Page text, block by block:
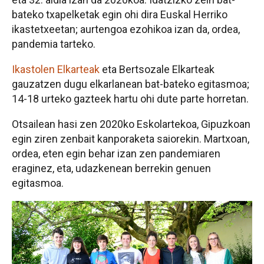
bateko txapelketak egin ohi dira Euskal Herriko
ikastetxeetan; aurtengoa ezohikoa izan da, ordea,
pandemia tarteko.
Ikastolen Elkarteak eta Bertsozale Elkarteak
gauzatzen dugu elkarlanean bat-bateko egitasmoa;
14-18 urteko gazteek hartu ohi dute parte horretan.
Otsailean hasi zen 2020ko Eskolartekoa, Gipuzkoan
egin ziren zenbait kanporaketa saiorekin. Martxoan,
ordea, eten egin behar izan zen pandemiaren
eraginez, eta, udazkenean berrekin genuen
egitasmoa.